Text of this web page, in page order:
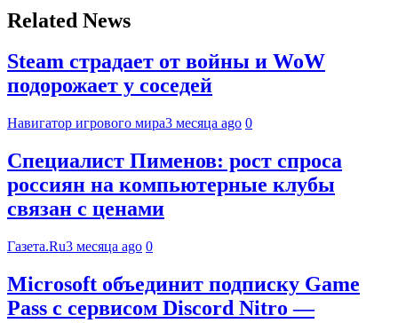
Related News
Steam страдает от войны и WoW
подорожает у соседей
Навигатор игрового мира3 месяца ago 0
Специалист Пименов: рост спроса
россиян на компьютерные клубы
связан с ценами
Газета.Ru3 месяца ago 0
Microsoft объединит подписку Game
Pass с сервисом Discord Nitro —